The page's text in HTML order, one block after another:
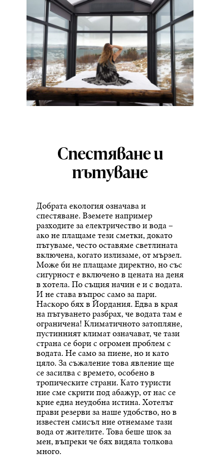
Спестяване и
пътуване
Добрата екология означава и
спестяване. Вземете например
разходите за електричество и вода –
ако не плащаме тези сметки, докато
пътуваме, често оставяме светлината
включена, когато излизаме, от мързел.
Може би не плащаме директно, но със
сигурност е включено в цената на деня
в хотела. По същия начин е и с водата.
И не става въпрос само за пари.
Наскоро бях в Йордания. Едва в края
на пътуването разбрах, че водата там е
ограничена! Климатичното затопляне,
пустинният климат означават, че тази
страна се бори с огромен проблем с
водата. Не само за пиене, но и като
цяло. За съжаление това явление ще
се засилва с времето, особено в
тропическите страни. Като туристи
ние сме скрити под абажур, от нас се
крие една неудобна истина. Хотелът
прави резерви за наше удобство, но в
известен смисъл ние отнемаме тази
вода от жителите. Това беше шок за
мен, въпреки че бях видяла толкова
много.